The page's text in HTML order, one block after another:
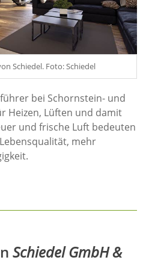
Schiedel. Foto: Schiedel
bei Schornstein- und
Heizen, Lüften und damit
und frische Luft bedeuten
mehr
Schiedel GmbH &